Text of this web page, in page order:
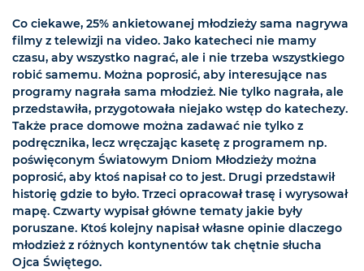
Co ciekawe, 25% ankietowanej młodzieży sama nagrywa
filmy z telewizji na video. Jako katecheci nie mamy
czasu, aby wszystko nagrać, ale i nie trzeba wszystkiego
robić samemu. Można poprosić, aby interesujące nas
programy nagrała sama młodzież. Nie tylko nagrała, ale
przedstawiła, przygotowała niejako wstęp do katechezy.
Także prace domowe można zadawać nie tylko z
podręcznika, lecz wręczając kasetę z programem np.
poświęconym Światowym Dniom Młodzieży można
poprosić, aby ktoś napisał co to jest. Drugi przedstawił
historię gdzie to było. Trzeci opracował trasę i wyrysował
mapę. Czwarty wypisał główne tematy jakie były
poruszane. Ktoś kolejny napisał własne opinie dlaczego
młodzież z różnych kontynentów tak chętnie słucha
Ojca Świętego.